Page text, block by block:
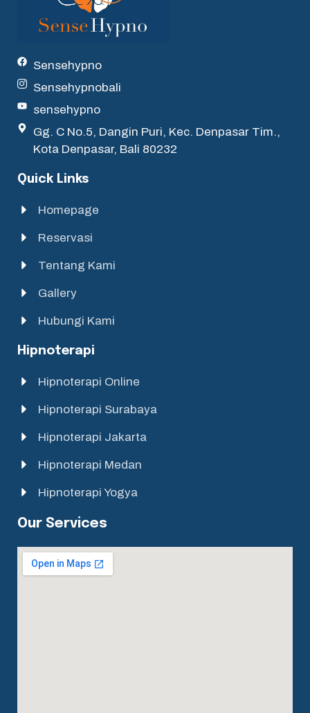
Sensehypno
Sensehypnobali
sensehypno
Gg. C No.5, Dangin Puri, Kec. Denpasar Tim.,
Kota Denpasar, Bali 80232
Quick Links
Homepage
Reservasi
Tentang Kami
Gallery
Hubungi Kami
Hipnoterapi
Hipnoterapi Online
Hipnoterapi Surabaya
Hipnoterapi Jakarta
Hipnoterapi Medan
Hipnoterapi Yogya
Our Services